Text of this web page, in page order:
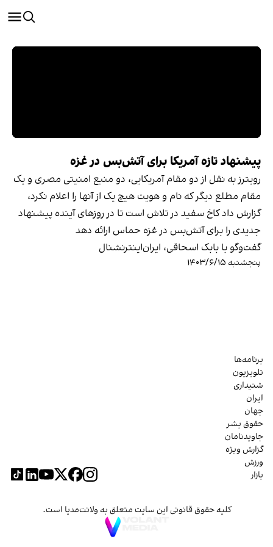
پیشنهاد تازه‌ آمریکا برای آتش‌بس در غزه
رویترز به نقل از دو مقام آمریکایی، دو منبع امنیتی مصری و یک
مقام مطلع دیگر که نام و هویت هیچ یک از آنها را اعلام نکرد،
گزارش داد کاخ سفید در تلاش است تا در روزهای آینده پیشنهاد
جدیدی را برای آتش‌بس در غزه حماس ارائه دهد
گفت‌وگو با بابک اسحاقی، ایران‌اینترنشنال
پنجشنبه ۱۴۰۳/۶/۱۵
برنامه‌ها
تلویزیون
شنیداری
ایران
جهان
حقوق بشر
جاویدنامان
گزارش ویژه
ورزش
بازار
کلیه حقوق قانونی این سایت متعلق به ولانت‌مدیا است.